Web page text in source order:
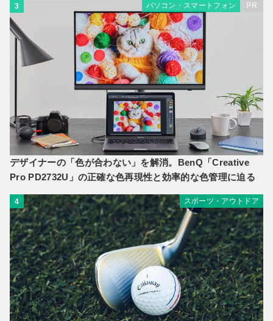
3 パソコン・スマートフォン PR
デザイナーの「色が合わない」を解消。BenQ「Creative
Pro PD2732U」の正確な色再現性と効率的な色管理に迫る
4 スポーツ・アウトドア